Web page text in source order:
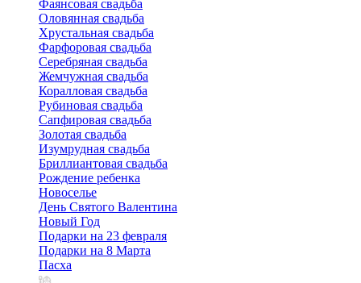
Фаянсовая свадьба
Оловянная свадьба
Хрустальная свадьба
Фарфоровая свадьба
Серебряная свадьба
Жемчужная свадьба
Коралловая свадьба
Рубиновая свадьба
Сапфировая свадьба
Золотая свадьба
Изумрудная свадьба
Бриллиантовая свадьба
Рождение ребенка
Новоселье
День Святого Валентина
Новый Год
Подарки на 23 февраля
Подарки на 8 Марта
Пасха